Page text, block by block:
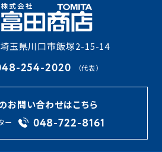
玉県川口市飯塚2-15-14
254-2020 （代表）
お問い合わせはこちら
ー 048-722-8161